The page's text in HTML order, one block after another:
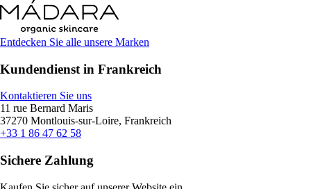
Entdecken Sie alle unsere Marken
Kundendienst in Frankreich
Kontaktieren Sie uns
11 rue Bernard Maris
37270 Montlouis-sur-Loire, Frankreich
+33 1 86 47 62 58
Sichere Zahlung